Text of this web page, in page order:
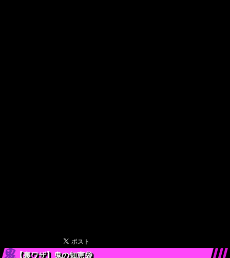
【裏ワザ】鬼の知恵袋